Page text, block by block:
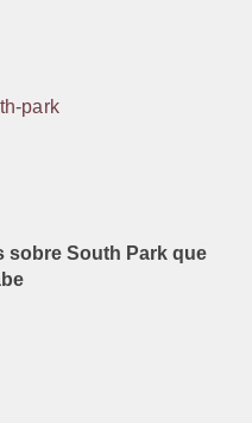
sobre South Park que